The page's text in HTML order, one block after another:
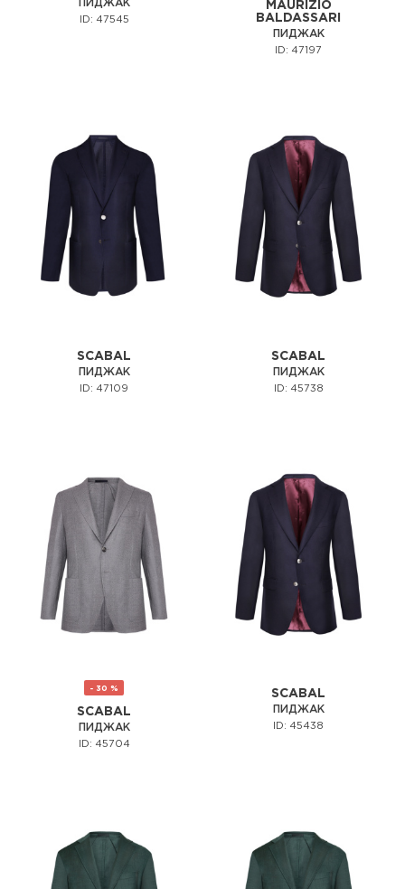
ПИДЖАК
ID: 47545
MAURIZIO
BALDASSARI
ПИДЖАК
ID: 47197
SCABAL
ПИДЖАК
ID: 47109
SCABAL
ПИДЖАК
ID: 45738
- 30 %
SCABAL
ПИДЖАК
ID: 45704
SCABAL
ПИДЖАК
ID: 45438